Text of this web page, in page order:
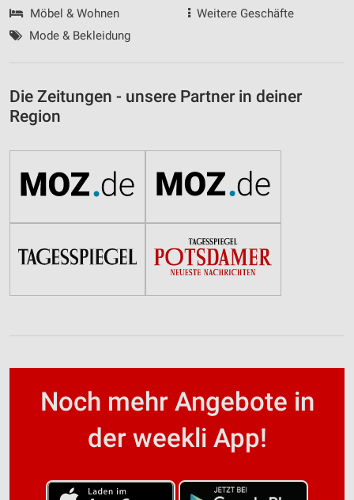
Möbel & Wohnen
Mode & Bekleidung
Weitere Geschäfte
Die Zeitungen - unsere Partner in deiner
Region
Noch mehr Angebote in
der weekli App!